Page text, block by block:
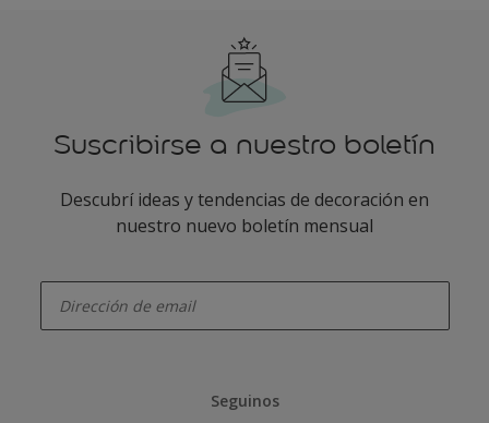
Suscribirse a nuestro boletín
Descubrí ideas y tendencias de decoración en
nuestro nuevo boletín mensual
Seguinos